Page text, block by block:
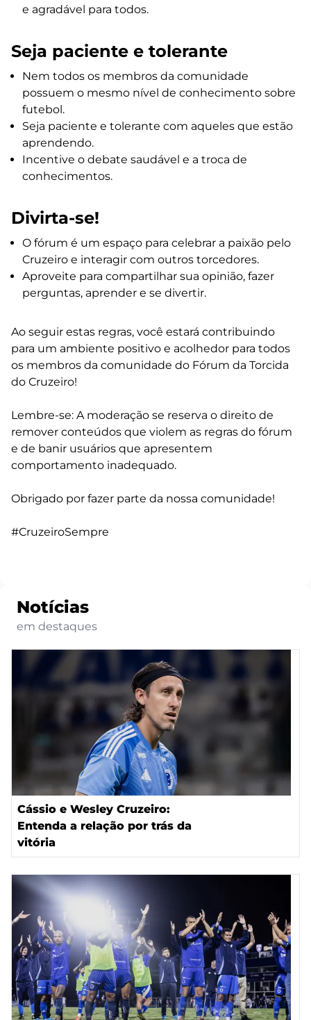
e agradável para todos.
Seja paciente e tolerante
Nem todos os membros da comunidade
possuem o mesmo nível de conhecimento sobre
futebol.
Seja paciente e tolerante com aqueles que estão
aprendendo.
Incentive o debate saudável e a troca de
conhecimentos.
Divirta-se!
O fórum é um espaço para celebrar a paixão pelo
Cruzeiro e interagir com outros torcedores.
Aproveite para compartilhar sua opinião, fazer
perguntas, aprender e se divertir.
Ao seguir estas regras, você estará contribuindo
para um ambiente positivo e acolhedor para todos
os membros da comunidade do Fórum da Torcida
do Cruzeiro!
Lembre-se: A moderação se reserva o direito de
remover conteúdos que violem as regras do fórum
e de banir usuários que apresentem
comportamento inadequado.
Obrigado por fazer parte da nossa comunidade!
#CruzeiroSempre
Notícias
em destaques
Cássio e Wesley Cruzeiro:
Entenda a relação por trás da
vitória